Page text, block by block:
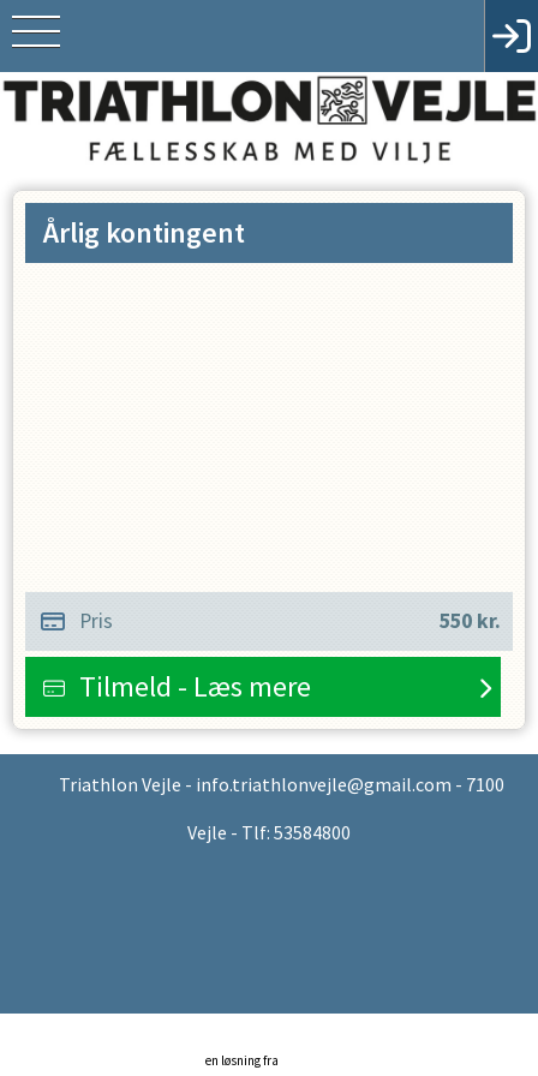
Årlig kontingent
Pris 550 kr.
Tilmeld - Læs mere
Triathlon Vejle - info.triathlonvejle@gmail.com - 7100
Vejle - Tlf: 53584800
en løsning fra